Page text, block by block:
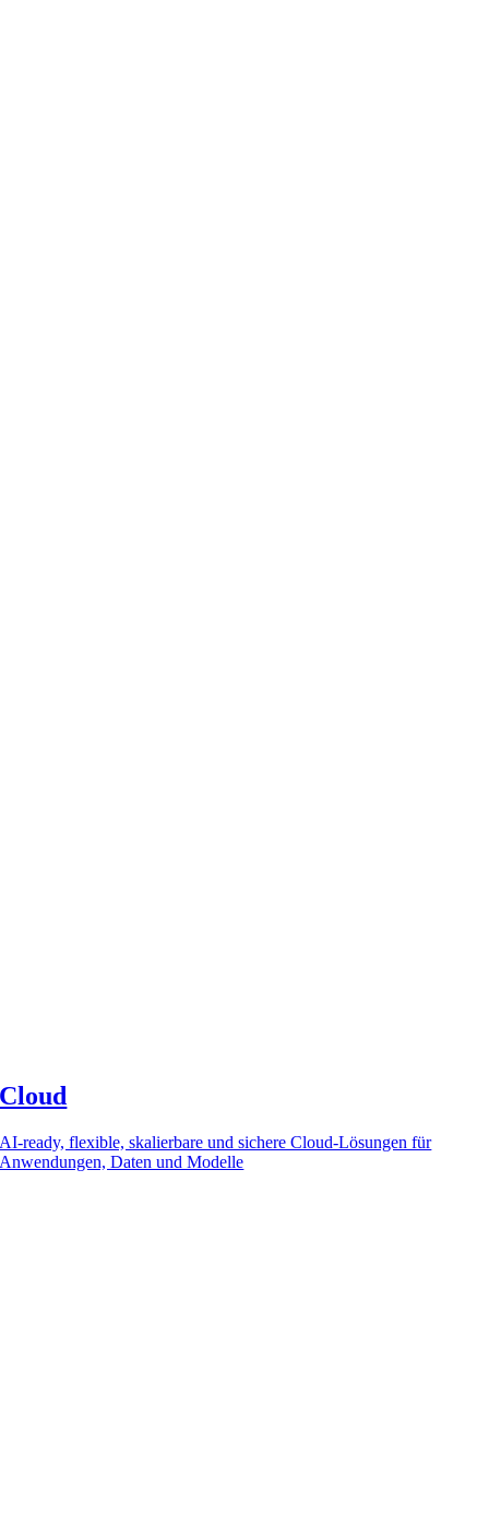
Cloud
AI-ready, flexible, skalierbare und sichere Cloud-Lösungen für
Anwendungen, Daten und Modelle